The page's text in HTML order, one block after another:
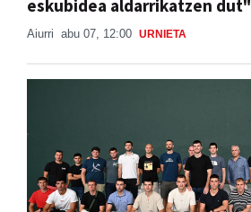
eskubidea aldarrikatzen dut"
Aiurri abu 07, 12:00 URNIETA